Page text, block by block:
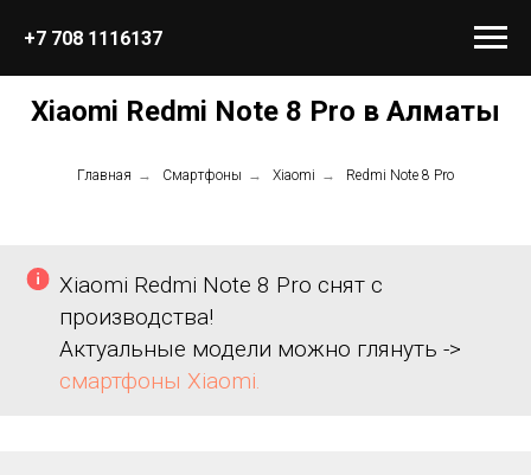
+7 708 1116137
Xiaomi Redmi Note 8 Pro в Алматы
Главная → Смартфоны → Xiaomi → Redmi Note 8 Pro
Xiaomi Redmi Note 8 Pro снят с
производства!
Актуальные модели можно глянуть ->
смартфоны Xiaomi.